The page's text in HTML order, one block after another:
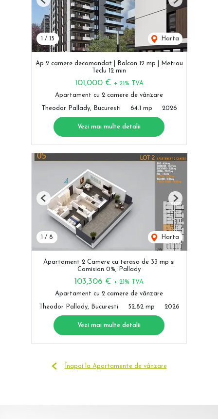
/ 15 Harta
Previous Next
Ap 2 camere decomandat | Balcon 12 mp | Metrou
Teclu 12 min
101,000 € + 21% TVA
Apartament cu 2 camere de vânzare
Theodor Pallady, Bucuresti 64.1 mp 2026
Vezi mai multe detalii
1 / 8 Harta
Previous Next
Apartament 2 Camere cu terasa de 33 mp și
Comision 0%, Pallady
103,306 € + 21% TVA
Apartament cu 2 camere de vânzare
Theodor Pallady, Bucuresti 52.82 mp 2026
Vezi mai multe detalii
Înapoi la Apartamente de vânzare